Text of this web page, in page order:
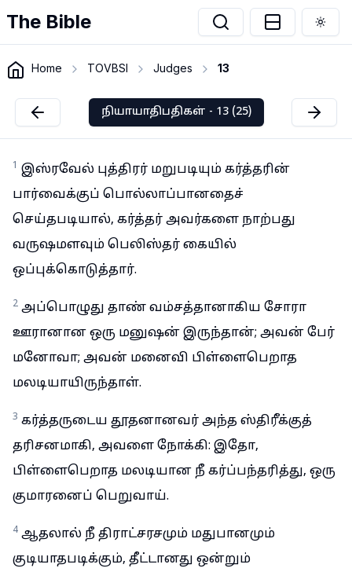
The Bible
Home TOVBSI Judges 13
நியாயாதிபதிகள் - 13 (25)
1 இஸ்ரவேல் புத்திரர் மறுபடியும் கர்த்தரின்
பார்வைக்குப் பொல்லாப்பானதைச்
செய்தபடியால், கர்த்தர் அவர்களை நாற்பது
வருஷமளவும் பெலிஸ்தர் கையில்
ஒப்புக்கொடுத்தார்.
2 அப்பொழுது தாண் வம்சத்தானாகிய சோரா
ஊரானான ஒரு மனுஷன் இருந்தான்; அவன் பேர்
மனோவா; அவன் மனைவி பிள்ளைபெறாத
மலடியாயிருந்தாள்.
3 கர்த்தருடைய தூதனானவர் அந்த ஸ்திரீக்குத்
தரிசனமாகி, அவளை நோக்கி: இதோ,
பிள்ளைபெறாத மலடியான நீ கர்ப்பந்தரித்து, ஒரு
குமாரனைப் பெறுவாய்.
4 ஆதலால் நீ திராட்சரசமும் மதுபானமும்
குடியாதபடிக்கும், தீட்டானது ஒன்றும்